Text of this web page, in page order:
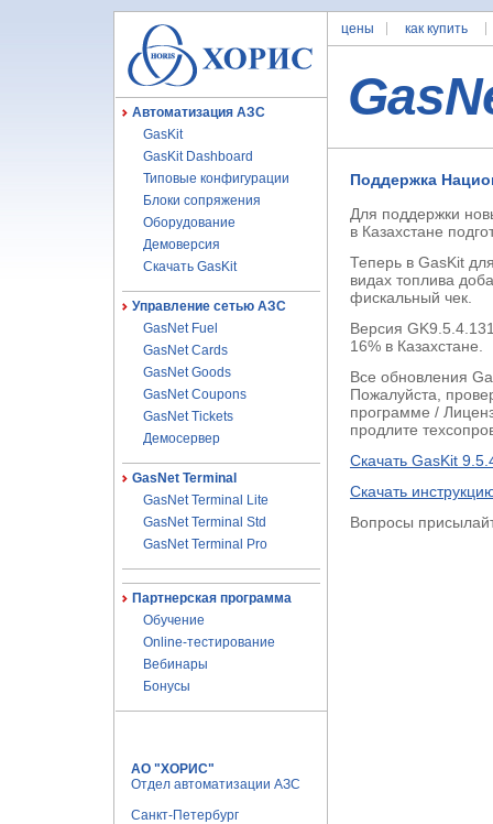
Автоматизация АЗС
GasKit
GasKit Dashboard
Типовые конфигурации
Блоки сопряжения
Оборудование
Демоверсия
Скачать GasKit
Управление сетью АЗС
GasNet Fuel
GasNet Cards
GasNet Goods
GasNet Coupons
GasNet Tickets
Демосервер
GasNet Terminal
GasNet Terminal Lite
GasNet Terminal Std
GasNet Terminal Pro
Партнерская программа
Обучение
Online-тестирование
Вебинары
Бонусы
цены как купить
Поддержка
Для поддержки
в Казахстане
Теперь в GasKit
видах топлива
фискальный чек.
Версия
16% в Казахстане.
Все обновления
Пожалуйста,
программе /
продлите
Скачать GasKit
Скачать
Вопросы
АО "ХОРИС"
Отдел автоматизации АЗС
Санкт-Петербург